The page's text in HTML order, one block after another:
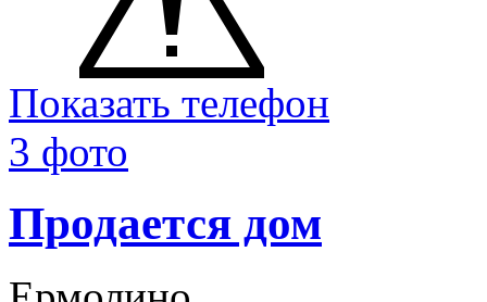
Показать телефон
3 фото
Продается дом